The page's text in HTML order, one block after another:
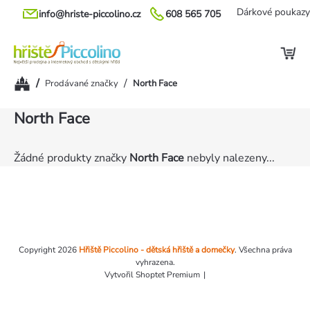
Přejít
608 565 705
info@hriste-piccolino.cz Dárkové poukazy
Domů/ Prodávané značky / North Face
North Face
Žádné produkty značky North Face nebyly nalezeny...
Vytvořil Shoptet Premium
Copyright 2026 Hřiště Piccolino - dětská hřiště a domečky. Všechna práva
vyhrazena.